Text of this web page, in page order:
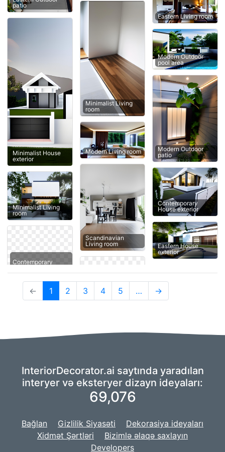
patio
Minimalist House
exterior
Minimalist Living
room
Contemporary
Minimalist Living
room
Modern Living room
Scandinavian
Living room
Eastern Living room
Modern Outdoor
pool area
Modern Outdoor
patio
Contemporary
House exterior
Eastern House
exterior
← 1 (current)
2 3 4 5 … →
InteriorDecorator.ai saytında yaradılan
interyer və eksteryer dizayn ideyaları:
69,076
Bağlan Gizlilik Siyasəti
Dekorasiya ideyaları
Xidmət Şərtləri
Bizimlə əlaqə saxlayın
Developers